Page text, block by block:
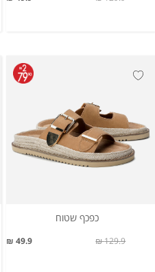
כפכף שטוח
49.9 ₪ 129.9 ₪